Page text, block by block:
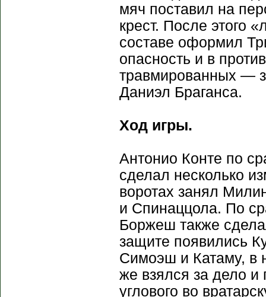
мяч поставил на
крест. После этого
составе оформил
опасность и в
травмированных —
Даниэл Браганса.
Ход игры.
Антонио Конте по
сделал несколько
воротах занял
и Спинаццола. По
Боржеш также
защите появились
Симоэш и Катаму, в
же взялся за дело
углового во